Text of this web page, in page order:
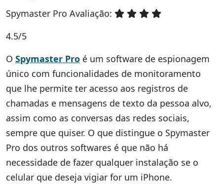
Spymaster Pro Avaliação:
4.5/5
O Spymaster Pro é um software de espionagem
único com funcionalidades de monitoramento
que lhe permite ter acesso aos registros de
chamadas e mensagens de texto da pessoa alvo,
assim como as conversas das redes sociais,
sempre que quiser. O que distingue o Spymaster
Pro dos outros softwares é que não há
necessidade de fazer qualquer instalação se o
celular que deseja vigiar for um iPhone.